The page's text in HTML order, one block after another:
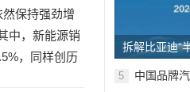
保持强劲增
中，新能源销
，同样创历
拆解比亚迪“
梦想星辰大海
5
中国品牌